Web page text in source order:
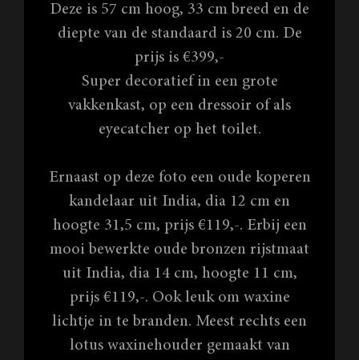
Deze is 57 cm hoog, 33 cm breed en de
diepte van de standaard is 20 cm. De
prijs is €399,-
Super decoratief in een grote
vakkenkast, op een dressoir of als
eyecatcher op het toilet.
Ernaast op deze foto een oude koperen
kandelaar uit India, dia 12 cm en
hoogte 31,5 cm, prijs €119,-. Erbij een
mooi bewerkte oude bronzen rijstmaat
uit India, dia 14 cm, hoogte 11 cm,
prijs €119,-. Ook leuk om waxine
lichtje in te branden. Meest rechts een
lotus waxinehouder gemaakt van